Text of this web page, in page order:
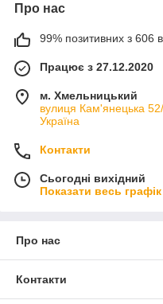
Про нас
99% позитивних з 606
Працює з 27.12.2020
м. Хмельницький
вулиця Кам'янецька
Україна
Контакти
Сьогодні вихідний
Показати весь
Про нас
Контакти